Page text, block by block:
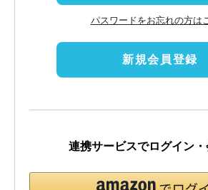
パスワードをお忘れの方は
新規会員登録
連携サービスでログイン